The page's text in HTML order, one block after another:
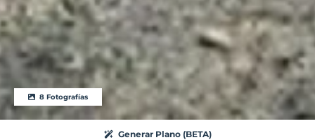
8 Fotografías
Generar Plano (BETA)